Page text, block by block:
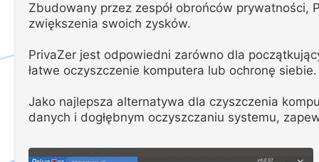
Zbudowany przez zespół obrońców
zwiększenia swoich zysków.
PrivaZer jest odpowiedni zarówno dla
łatwe oczyszczenie komputera lub ochronę siebie.
Jako najlepsza alternatywa dla czyszczenia
danych i dogłębnym oczyszczaniu systemu,